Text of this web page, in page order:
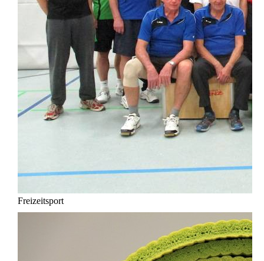
Freizeitsport